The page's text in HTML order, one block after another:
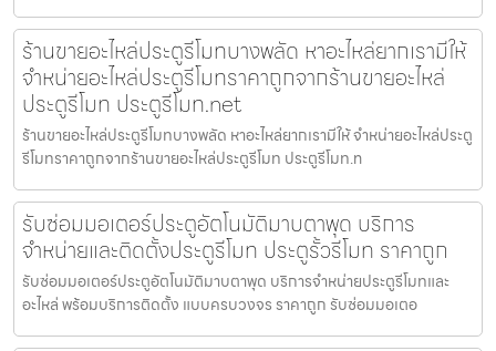
ร้านขายอะไหล่ประตูรีโมทบางพลัด หาอะไหล่ยากเรามีให้
จำหน่ายอะไหล่ประตูรีโมทราคาถูกจากร้านขายอะไหล่
ประตูรีโมท ประตูรีโมท.net
ร้านขายอะไหล่ประตูรีโมทบางพลัด หาอะไหล่ยากเรามีให้ จำหน่ายอะไหล่ประตู
รีโมทราคาถูกจากร้านขายอะไหล่ประตูรีโมท ประตูรีโมท.n
รับซ่อมมอเตอร์ประตูอัตโนมัติมาบตาพุด บริการ
จำหน่ายและติดตั้งประตูรีโมท ประตูรั้วรีโมท ราคาถูก
รับซ่อมมอเตอร์ประตูอัตโนมัติมาบตาพุด บริการจำหน่ายประตูรีโมทและ
อะไหล่ พร้อมบริการติดตั้ง แบบครบวงจร ราคาถูก รับซ่อมมอเตอ